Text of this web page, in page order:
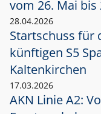
vom 26. Mai bis
28.04.2026
Startschuss für
künftigen S5
Kaltenkirchen
17.03.2026
AKN Linie A2: